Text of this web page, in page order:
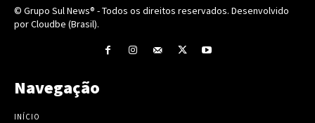
© Grupo Sul News® - Todos os direitos reservados. Desenvolvido
por Cloudbe (Brasil).
Navegação
INÍCIO